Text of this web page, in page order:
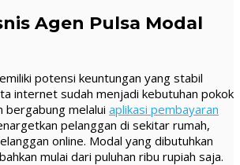
Agen Pulsa Modal
potensi keuntungan yang stabil
internet sudah menjadi kebutuhan pokok
bergabung melalui aplikasi pembayaran
pelanggan di sekitar rumah,
online. Modal yang dibutuhkan
mulai dari puluhan ribu rupiah saja.